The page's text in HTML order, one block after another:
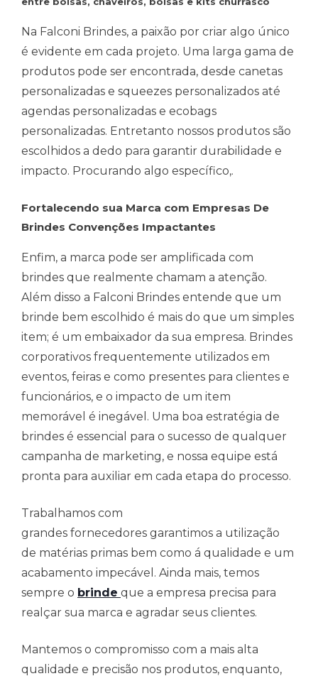
Na Falconi Brindes, a paixão por criar algo único
é evidente em cada projeto. Uma larga gama de
produtos pode ser encontrada, desde canetas
personalizadas e squeezes personalizados até
agendas personalizadas e ecobags
personalizadas. Entretanto nossos produtos são
escolhidos a dedo para garantir durabilidade e
impacto. Procurando algo específico,.
Fortalecendo sua Marca com Empresas De
Brindes Convenções Impactantes
Enfim, a marca pode ser amplificada com
brindes que realmente chamam a atenção.
Além disso a Falconi Brindes entende que um
brinde bem escolhido é mais do que um simples
item; é um embaixador da sua empresa. Brindes
corporativos frequentemente utilizados em
eventos, feiras e como presentes para clientes e
funcionários, e o impacto de um item
memorável é inegável. Uma boa estratégia de
brindes é essencial para o sucesso de qualquer
campanha de marketing, e nossa equipe está
pronta para auxiliar em cada etapa do processo.
Trabalhamos com
grandes fornecedores garantimos a utilização
de matérias primas bem como á qualidade e um
acabamento impecável. Ainda mais, temos
sempre o brinde que a empresa precisa para
realçar sua marca e agradar seus clientes.
Mantemos o compromisso com a mais alta
qualidade e precisão nos produtos, enquanto,